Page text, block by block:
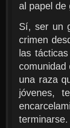
al papel de
Sí, ser un
crimen
las
comunidad
una raza
jóvenes,